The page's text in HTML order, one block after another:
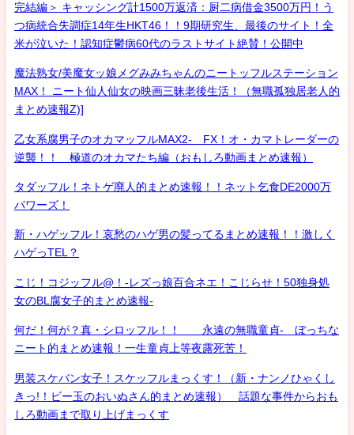
完結編＞ キャッシング計1500万返済：厨二病借金3500万円！う
つ病統合失調症14年生HKT46！！9期研究生、最後のサイト！全
米が泣いた！認知症鬱病60代のラストサイト絶賛！公開中
魔法熟女/美魔女ッ娘メグみみちゃんのニートッフルステーション
MAX！ ニート仙人仙女の映画三昧老後生活！（無職孤独居老人的
まとめ速報Z)]
乙女系腐男子のオカマッフルMAX2- FX！オ・カマトレーダーの
逆襲！！ 極道のオカマたち編（おもしろ動画まとめ速報）
タダッフル！ネトゲ廃人的まとめ速報！！ネット乞食DE2000万
パワーズ！
新・ハゲッフル！哀愁のハゲ男の髪ってるまとめ速報！！激しく
ハゲっTEL？
こじ！コジッフル@！-レズっ娘百合ネエ！こじらせ！50独身処
女のBL腐女子的まとめ速報-
何だ！何が？真・シロッフル！！ 永遠の無職童貞- ぼっちな
ニート的まとめ速報！一生童貞上等夜露死苦！
男装スケバン女子！スケッフルまっくす！（新・ナンノひゃくし
きっ!！ビー玉のおいぬさん的まとめ速報） 話題な事件からおも
しろ動画まで取り上げまっくす